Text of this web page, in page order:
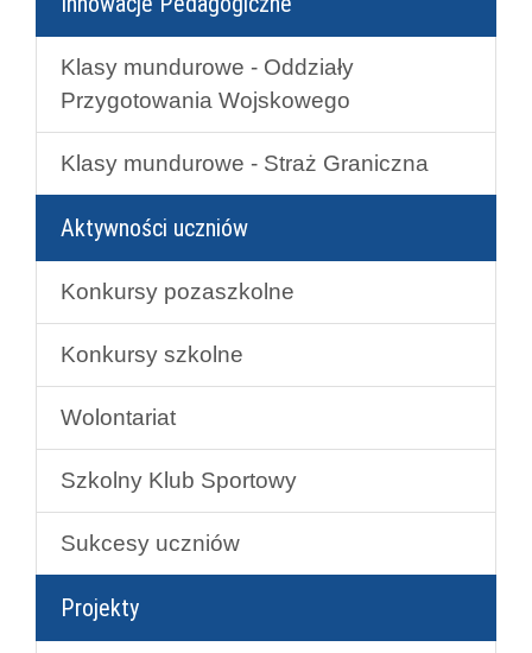
Klasy mundurowe - Oddziały
Przygotowania Wojskowego
Klasy mundurowe - Straż Graniczna
Aktywności uczniów
Konkursy pozaszkolne
Konkursy szkolne
Wolontariat
Szkolny Klub Sportowy
Sukcesy uczniów
Projekty